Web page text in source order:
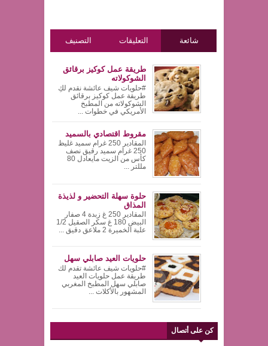
شائعة التعليقات التصنيف
طريقة عمل كوكيز برقائق
الشوكولاته
#حلويات شيف عائشة نقدم لكِ
طريقة عمل كوكيز برقائق
الشوكولاته من المطبخ
الأمريكي في خطوات ...
مقروط اقتصادي بالسميد
المقادير 250 غرام سميد غليظ
250 غرام سميد رقيق نصف
كأس من الزيت مايعادل 80
مللتر ...
حلوة سهلة التحضير و لذيذة
المذاق
المقادير 250 غ زبدة 4 صفار
البيض 180 غ سكر الصقيل 1/2
علبة الخميرة 2 ملاعق دقيق ...
حلويات العيد صابلي سهل
#حلويات شيف عائشة تقدم لك
طريقة عمل حلويات العيد
صابلي سهل المطبخ المغربي
المشهور بالأكلات ...
كن على أتصال